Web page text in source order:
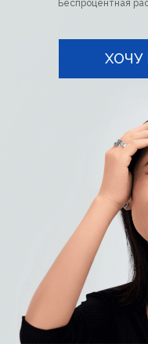
Беспроцентная
ХОЧУ